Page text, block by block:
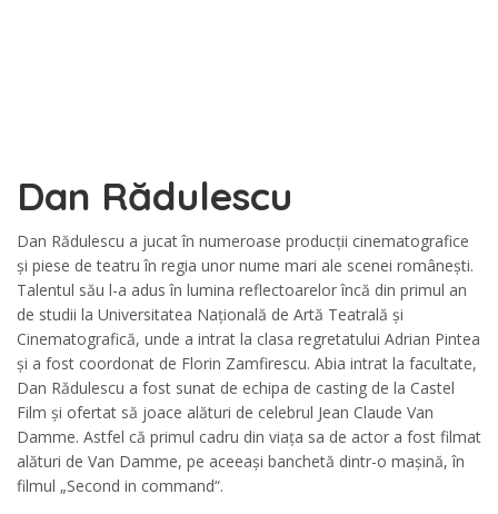
Dan Rădulescu
Dan Rădulescu a jucat în numeroase producții cinematografice
și piese de teatru în regia unor nume mari ale scenei românești.
Talentul său l-a adus în lumina reflectoarelor încă din primul an
de studii la Universitatea Națională de Artă Teatrală și
Cinematografică, unde a intrat la clasa regretatului Adrian Pintea
și a fost coordonat de Florin Zamfirescu. Abia intrat la facultate,
Dan Rădulescu a fost sunat de echipa de casting de la Castel
Film și ofertat să joace alături de celebrul Jean Claude Van
Damme. Astfel că primul cadru din viața sa de actor a fost filmat
alături de Van Damme, pe aceeași banchetă dintr-o mașină, în
filmul „Second in command“.